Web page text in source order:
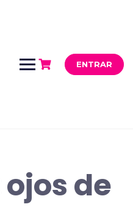
ENTRAR
ojos de